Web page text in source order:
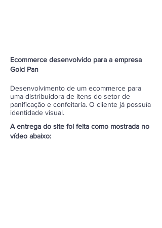
Ecommerce desenvolvido para a empresa
Gold Pan
Desenvolvimento de um ecommerce para
uma distribuidora de itens do setor de
panificação e confeitaria. O cliente já possuía
identidade visual.
A entrega do site foi feita como mostrada no
vídeo abaixo: